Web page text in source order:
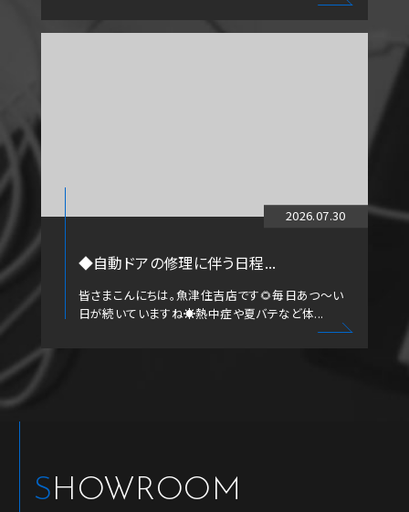
2026.07.30
◆自動ドアの修理に伴う日程...
皆さまこんにちは。魚津住吉店です🌻毎日あつ～い
日が続いていますね☀️熱中症や夏バテなど体...
SHOWROOM